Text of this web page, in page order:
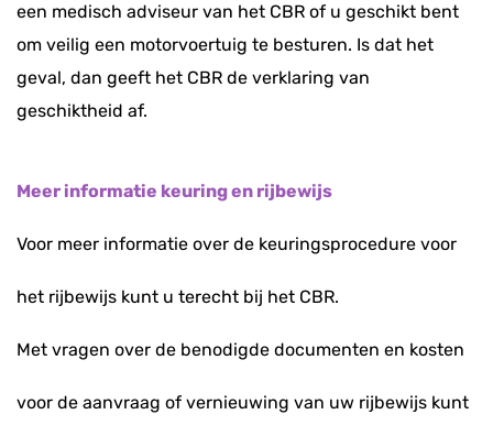
een medisch adviseur van het CBR of u geschikt bent
om veilig een motorvoertuig te besturen. Is dat het
geval, dan geeft het CBR de verklaring van
geschiktheid af.
Meer informatie keuring en rijbewijs
Voor meer informatie over de keuringsprocedure voor
het rijbewijs kunt u terecht bij het CBR.
Met vragen over de benodigde documenten en kosten
voor de aanvraag of vernieuwing van uw rijbewijs kunt